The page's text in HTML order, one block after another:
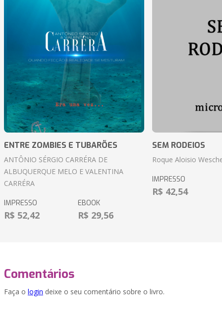
ENTRE ZOMBIES E TUBARÕES
ANTÔNIO SÉRGIO CARRÉRA DE
ALBUQUERQUE MELO E VALENTINA
CARRÉRA
IMPRESSO
R$ 52,42
EBOOK
R$ 29,56
SEM RODEIOS
Roque Aloisio
IMPRESSO
R$ 42,54
Comentários
Faça o login deixe o seu comentário sobre o livro.